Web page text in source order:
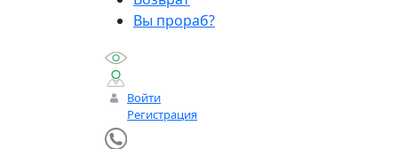
Вы прораб?
Войти
Регистрация